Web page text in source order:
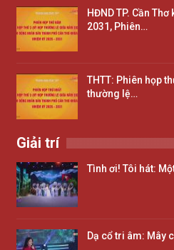
HĐND TP. Cần
2031, Phiên…
THTT: Phiên họp
thường lệ…
Giải trí
Tình ơi! Tôi hát:
Dạ cổ tri âm: Mây